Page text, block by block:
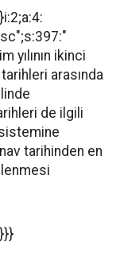
yılının ikinci
arasında
de ilgili
tarihinden en